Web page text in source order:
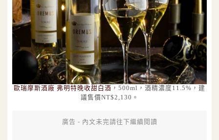
歐瑞摩斯酒廠 弗明特晚收甜白酒 ，500ml，酒精濃度11.5%，建
議售價NT$2,130。
廣告 - 內文未完請往下繼續閱讀